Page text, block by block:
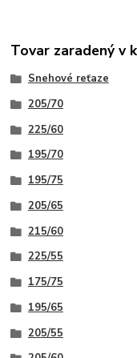
Tovar zaradený v
Snehové reťaze
205/70
225/60
195/70
195/75
205/65
215/60
225/55
175/75
195/65
205/55